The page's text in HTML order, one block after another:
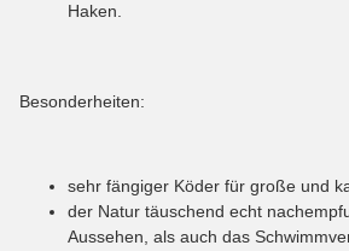
Haken.
Besonderheiten:
sehr fängiger Köder für große und
der Natur täuschend echt
Aussehen, als auch das